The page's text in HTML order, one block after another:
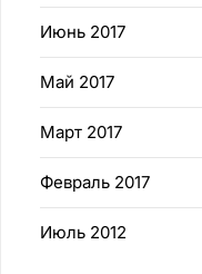
Июнь 2017
Май 2017
Март 2017
Февраль 2017
Июль 2012